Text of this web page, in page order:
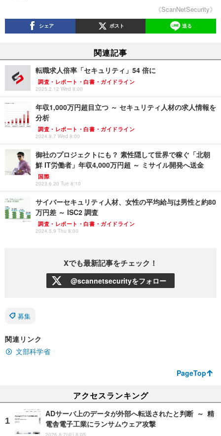
《ScanNetSecurity》
シェア ポスト 送る
関連記事
転職求人倍率「セキュリティ」54 倍に
調査・レポート・白書・ガイドライン
2025.2.12 Wed 8:00
年収1,000万円超目立つ ～ セキュリティ人材の求人情報を
分析
調査・レポート・白書・ガイドライン
2024.8.7 Wed 8:00
御社のプロジェクトにも？ 素性隠して世界で稼ぐ「北朝
鮮 IT労働者」年収4,000万円超 ～ ミサイル開発へ送金
国際
2023.6.20 Tue 8:10
サイバーセキュリティ人材、女性の平均給与は男性と約80
万円差 ～ ISC2 調査
調査・レポート・白書・ガイドライン
2024.5.9 Thu 8:00
Xでも最新記事をチェック！
@scannetsecurityをフォロー
募集
関連リンク
文部科学省
PageTop
アクセスランキング
ADサーバ上のデータが外部へ転送されたと判断 ～ 精
電舎電子工業にランサムウェア攻撃
2026.8.7(金) 8:05